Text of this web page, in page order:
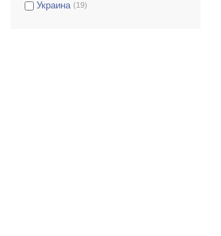
Золото французское
Украина (19)